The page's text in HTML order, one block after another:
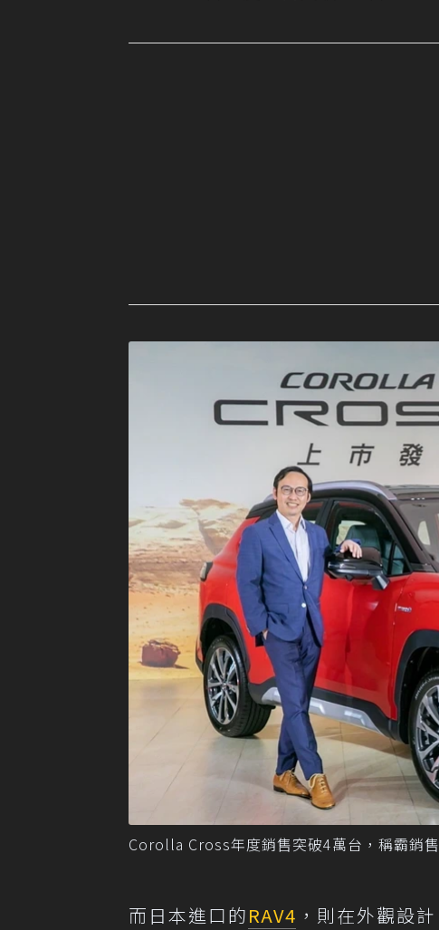
Corolla Cross年度銷售突破4萬台，稱霸銷
而日本進口的RAV4 ，則在外觀設